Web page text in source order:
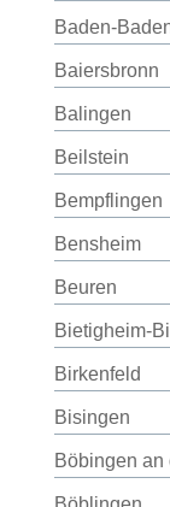
Baden-
Baiersbronn
Balingen
Beilstein
Bempflingen
Bensheim
Beuren
Bietigheim-
Birkenfeld
Bisingen
Böbingen an